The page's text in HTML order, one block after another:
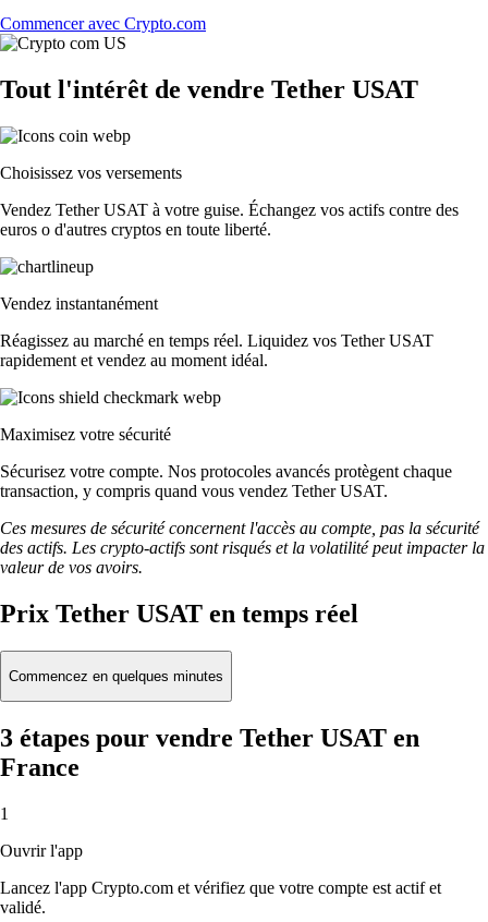
Commencer avec Crypto.com
Tout l'intérêt de vendre Tether USAT
Choisissez vos versements
Vendez Tether USAT à votre guise. Échangez vos actifs contre des
euros o d'autres cryptos en toute liberté.
Vendez instantanément
Réagissez au marché en temps réel. Liquidez vos Tether USAT
rapidement et vendez au moment idéal.
Maximisez votre sécurité
Sécurisez votre compte. Nos protocoles avancés protègent chaque
transaction, y compris quand vous vendez Tether USAT.
Ces mesures de sécurité concernent l'accès au compte, pas la sécurité
des actifs. Les crypto-actifs sont risqués et la volatilité peut impacter la
valeur de vos avoirs.
Prix Tether USAT en temps réel
Commencez en quelques minutes
3 étapes pour vendre Tether USAT en
France
1
Ouvrir l'app
Lancez l'app Crypto.com et vérifiez que votre compte est actif et
validé.